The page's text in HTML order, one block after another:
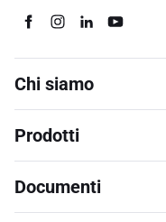
Chi siamo
Prodotti
Documenti